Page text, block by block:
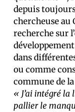
depuis
chercheuse
recherche sur
développement
dans
ou comme
commune de
« J’ai intégré
pallier le